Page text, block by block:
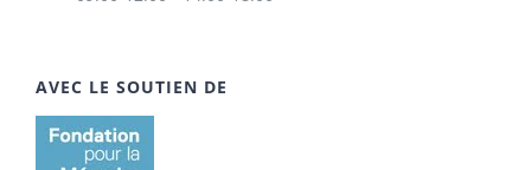
AVEC LE SOUTIEN DE